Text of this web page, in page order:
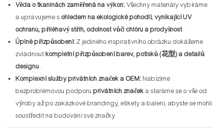
Věda o tkaninách zaměřená na výkon: Všechny materiály vybíráme
a upravujeme s ohledem na ekologické pohodlí, vynikající UV
ochranu, přiléhavý střih, odolnost vůči chlóru a prodyšnost.
Úplné přizpůsobení: Z jediného inspirativního obrázku dokážeme
zvládnoutkompletní přizpůsobení barev, potisků (花型) a detailů
designu .
Komplexní služby privátních značek a OEM: Nabízíme
bezproblémovou podporu privátních značek a staráme se o vše od
výroby až po zakázkové brandingy, etikety a balení, abyste se mohli
soustředit na budování své značky.